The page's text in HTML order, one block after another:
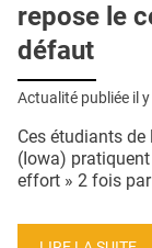
repose le
défaut
Actualité publiée il y
Ces étudiants
(Iowa)
effort » 2 fois